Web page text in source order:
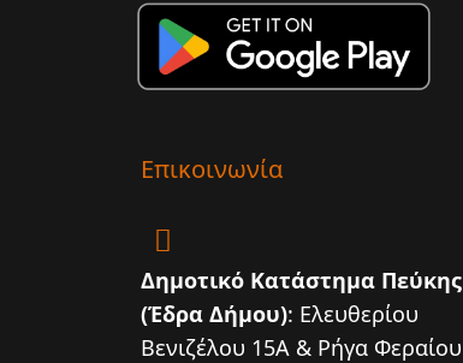
Επικοινωνία
Δημοτικό Κατάστημα Πεύκης
(Έδρα Δήμου): Ελευθερίου
Βενιζέλου 15Α & Ρήγα Φεραίου